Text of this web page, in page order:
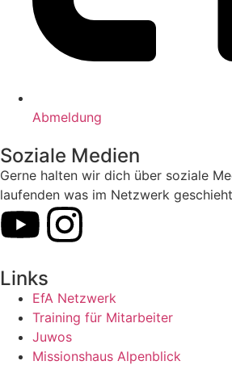
Abmeldung
Soziale Medien
Gerne halten wir dich über soziale
laufenden was im Netzwerk
Links
EfA Netzwerk
Training für Mitarbeiter
Juwos
Missionshaus Alpenblick